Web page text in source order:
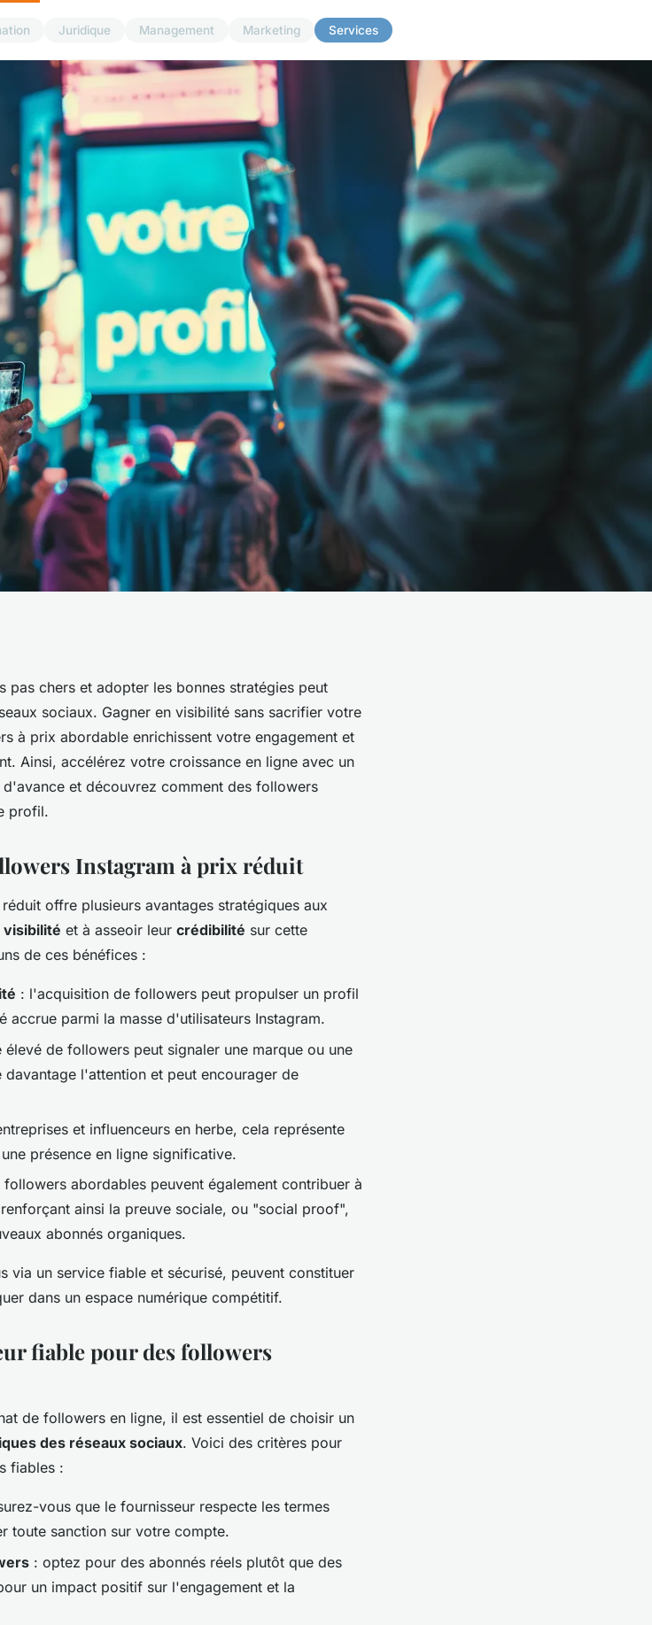
Juridique Management Marketing Services
followers
pas chers et adopter les bonnes stratégies peut
sociaux. Gagner en visibilité sans sacrifier votre
à prix abordable enrichissent votre engagement et
Ainsi, accélérez votre croissance en ligne avec un
et découvrez comment des followers
profil.
Instagram à prix réduit
offre plusieurs avantages stratégiques aux
visibilité et à asseoir leur crédibilité sur cette
de ces bénéfices :
: l'acquisition de followers peut propulser un profil
accrue parmi la masse d'utilisateurs Instagram.
élevé de followers peut signaler une marque ou une
l'attention et peut encourager de
et influenceurs en herbe, cela représente
présence en ligne significative.
followers abordables peuvent également contribuer à
ainsi la preuve sociale, ou "social proof",
abonnés organiques.
via un service fiable et sécurisé, peuvent constituer
dans un espace numérique compétitif.
fiable pour des followers
de followers en ligne, il est essentiel de choisir un
des réseaux sociaux. Voici des critères pour
fiables :
vous que le fournisseur respecte les termes
toute sanction sur votre compte.
: optez pour des abonnés réels plutôt que des
un impact positif sur l'engagement et la